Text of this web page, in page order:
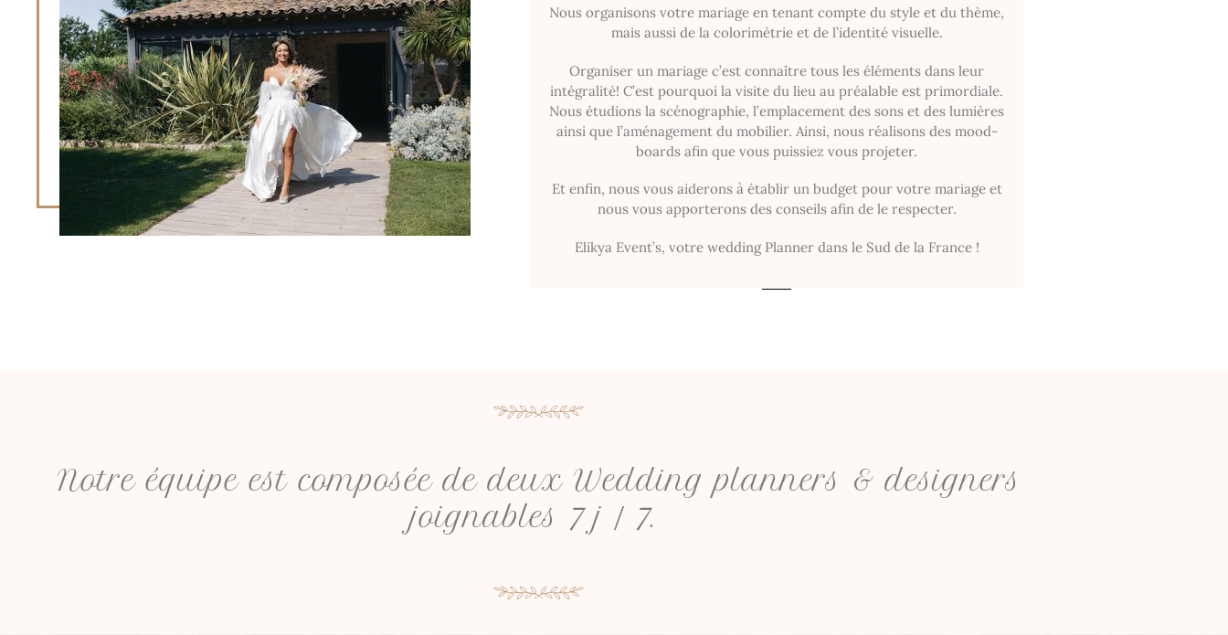
Nous organisons votre mariage en tenant compte du style et du thème,
mais aussi de la colorimétrie et de l’identité visuelle.
Organiser un mariage c’est connaître tous les éléments dans leur
intégralité! C’est pourquoi la visite du lieu au préalable est primordiale.
Nous étudions la scénographie, l’emplacement des sons et des lumières
ainsi que l’aménagement du mobilier. Ainsi, nous réalisons des mood-
boards afin que vous puissiez vous projeter.
Et enfin, nous vous aiderons à établir un budget pour votre mariage et
nous vous apporterons des conseils afin de le respecter.
Elikya Event’s, votre wedding Planner dans le Sud de la France !
Notre équipe est composée de deux Wedding planners & designers
joignables 7 j / 7.